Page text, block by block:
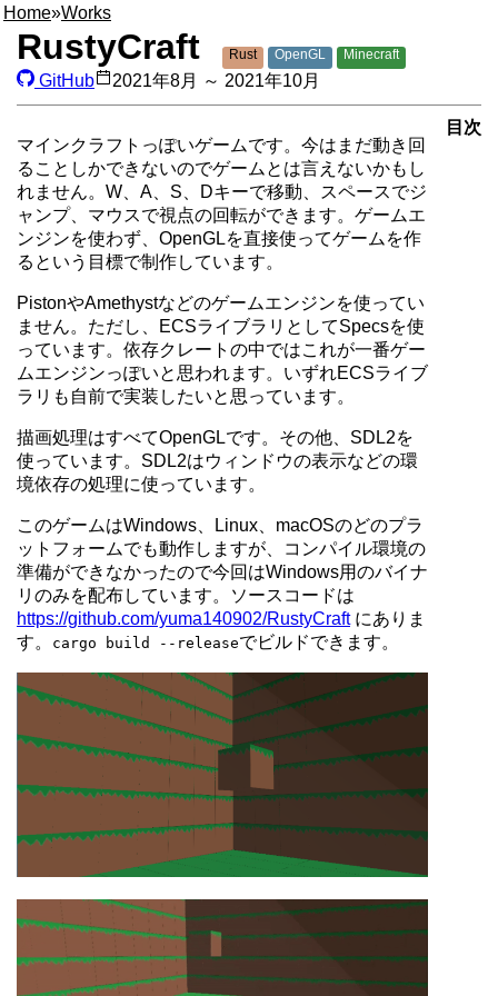
Home»Works
RustyCraft Rust OpenGL Minecraft
GitHub 2021年8月 ～ 2021年10月
目次
マインクラフトっぽいゲームです。今はまだ動き回
ることしかできないのでゲームとは言えないかもし
れません。W、A、S、Dキーで移動、スペースでジ
ャンプ、マウスで視点の回転ができます。ゲームエ
ンジンを使わず、OpenGLを直接使ってゲームを作
るという目標で制作しています。
PistonやAmethystなどのゲームエンジンを使ってい
ません。ただし、ECSライブラリとしてSpecsを使
っています。依存クレートの中ではこれが一番ゲー
ムエンジンっぽいと思われます。いずれECSライブ
ラリも自前で実装したいと思っています。
描画処理はすべてOpenGLです。その他、SDL2を
使っています。SDL2はウィンドウの表示などの環
境依存の処理に使っています。
このゲームはWindows、Linux、macOSのどのプラ
ットフォームでも動作しますが、コンパイル環境の
準備ができなかったので今回はWindows用のバイナ
リのみを配布しています。ソースコードは
https://github.com/yuma140902/RustyCraftにありま
す。
cargo build --releaseでビルドできます。